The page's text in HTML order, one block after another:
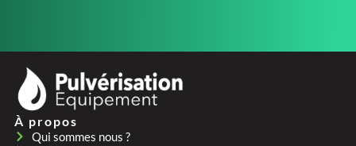
À propos
Qui sommes nous ?